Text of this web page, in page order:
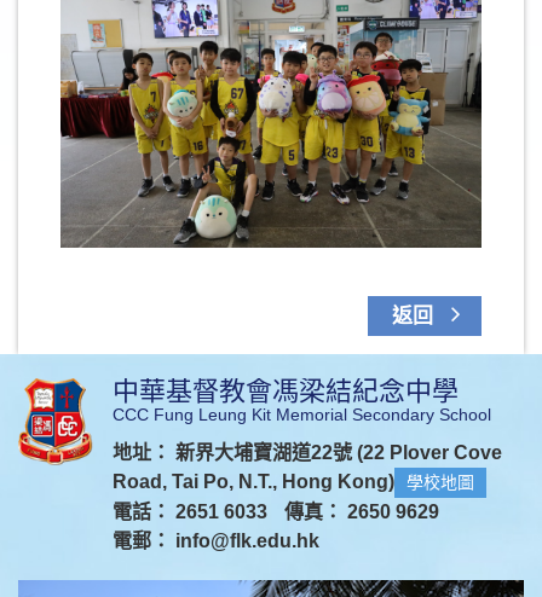
返回
中華基督教會馮梁結紀念中學
CCC Fung Leung Kit Memorial Secondary School
地址： 新界大埔寶湖道22號 (22 Plover Cove
Road, Tai Po, N.T., Hong Kong)
學校地圖
電話： 2651 6033
傳真： 2650 9629
電郵： info@flk.edu.hk